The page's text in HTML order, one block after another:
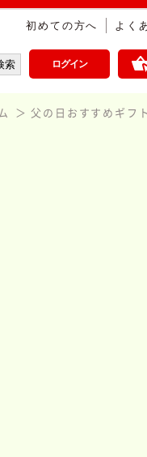
よく
初めての方へ
ログイン
父の日おすすめギフ